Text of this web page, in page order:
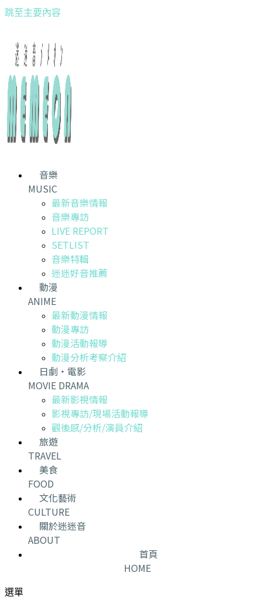
跳至主要內容
音樂
MUSIC
最新音樂情報
音樂專訪
LIVE REPORT
SETLIST
音樂特輯
迷迷好音推薦
動漫
ANIME
最新動漫情報
動漫專訪
動漫活動報導
動漫分析考察介紹
日劇・電影
MOVIE DRAMA
最新影視情報
影視專訪/現場活動報導
觀後感/分析/演員介紹
旅遊
TRAVEL
美食
FOOD
文化藝術
CULTURE
關於迷迷音
ABOUT
首頁
HOME
選單